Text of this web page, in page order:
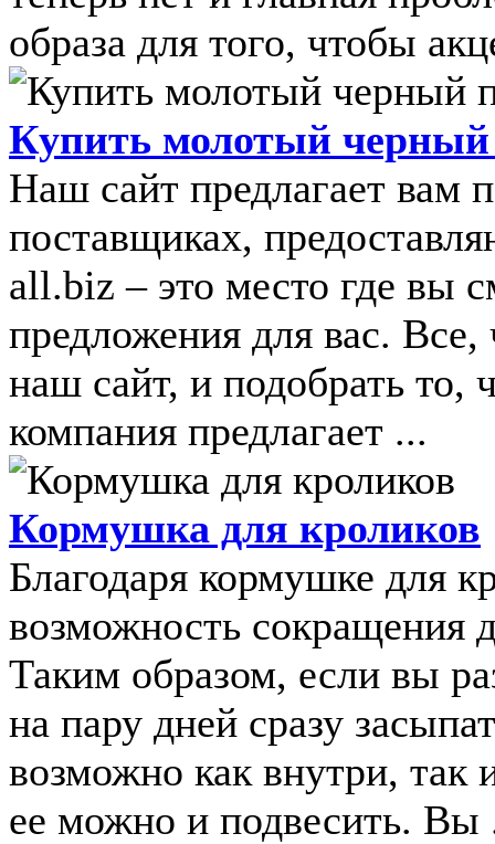
образа для того, чтобы
Купить молотый черный
Наш сайт предлагает
поставщиках,
all.biz – это место где вы
предложения для вас.
наш сайт, и подобрать то,
компания предлагает ...
Кормушка для кроликов
Благодаря кормушке для
возможность сокращения
Таким образом, если вы
на пару дней сразу
возможно как внутри, так
ее можно и подвесить. Вы